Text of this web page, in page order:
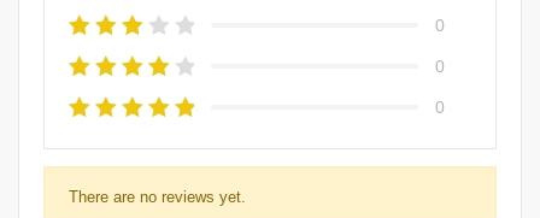
0
0
0
There are no reviews yet.